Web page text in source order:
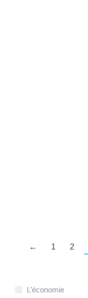
← 1 2
L’économie